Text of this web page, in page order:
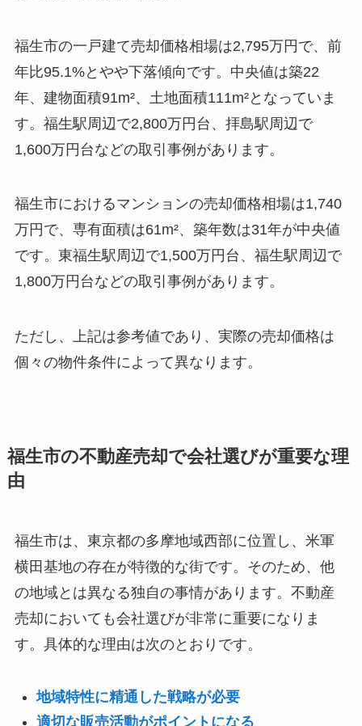
福生市の一戸建て売却価格相場は2,795万円で、前
年比95.1%とやや下落傾向です。中央値は築22
年、建物面積91m²、土地面積111m²となっていま
す。福生駅周辺で2,800万円台、拝島駅周辺で
1,600万円台などの取引事例があります。
福生市におけるマンションの売却価格相場は1,740
万円で、専有面積は61m²、築年数は31年が中央値
です。東福生駅周辺で1,500万円台、福生駅周辺で
1,800万円台などの取引事例があります。
ただし、上記は参考値であり、実際の売却価格は
個々の物件条件によって異なります。
福生市の不動産売却で会社選びが重要な理
由
福生市は、東京都の多摩地域西部に位置し、米軍
横田基地の存在が特徴的な街です。そのため、他
の地域とは異なる独自の事情があります。不動産
売却においても会社選びが非常に重要になりま
す。具体的な理由は次のとおりです。
地域特性に精通した戦略が必要
適切な販売活動がポイントになる